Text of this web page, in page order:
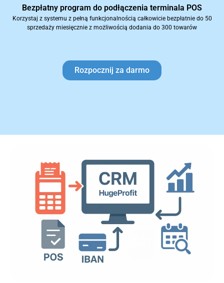
Bezpłatny program do podłączenia terminala POS
Korzystaj z systemu z pełną funkcjonalnością całkowicie bezpłatnie do 50
sprzedaży miesięcznie z możliwością dodania do 300 towarów
Rozpocznij za darmo